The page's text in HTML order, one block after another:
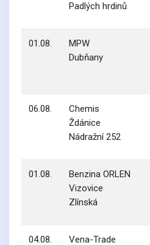
Padlých hrdinů
01.08.
MPW
Dubňany
06.08.
Chemis
Ždánice
Nádražní 252
01.08.
Benzina ORLEN
Vizovice
Zlínská
04.08.
Vena-Trade